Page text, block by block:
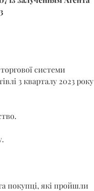
системи
3 кварталу 2023 року
покупці, які пройшли